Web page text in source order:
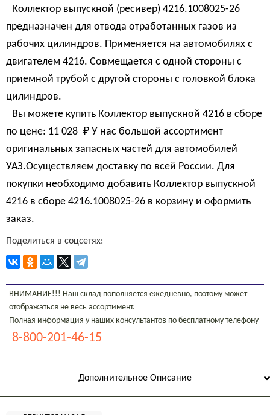
Коллектор выпускной (ресивер) 4216.1008025-26
предназначен для отвода отработанных газов из
рабочих цилиндров. Применяется на автомобилях с
двигателем 4216. Совмещается с одной стороны с
приемной трубой с другой стороны с головкой блока
цилиндров.
Вы можете купить Коллектор выпускной 4216 в сборе
по цене: 11 028 ₽ У нас большой ассортимент
оригинальных запасных частей для автомобилей
УАЗ.Осуществляем доставку по всей России. Для
покупки необходимо добавить Коллектор выпускной
4216 в сборе 4216.1008025-26 в корзину и оформить
заказ.
Поделиться в соцсетях:
ВНИМАНИЕ!!! Наш склад пополняется ежедневно, поэтому может
отображаться не весь ассортимент.
Полная информация у наших консультантов по бесплатному телефону
8-800-201-46-15
Дополнительное Описание